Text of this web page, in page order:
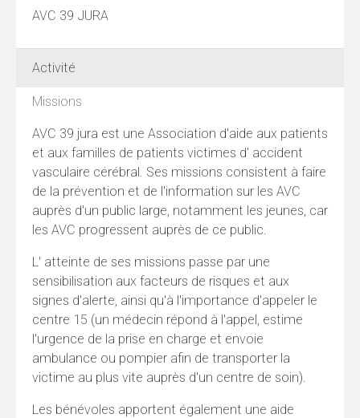
AVC 39 JURA
Activité
Missions
AVC 39 jura est une Association d'aide aux patients
et aux familles de patients victimes d' accident
vasculaire cérébral. Ses missions consistent à faire
de la prévention et de l'information sur les AVC
auprès d'un public large, notamment les jeunes, car
les AVC progressent auprès de ce public.
L' atteinte de ses missions passe par une
sensibilisation aux facteurs de risques et aux
signes d'alerte, ainsi qu'à l'importance d'appeler le
centre 15 (un médecin répond à l'appel, estime
l'urgence de la prise en charge et envoie
ambulance ou pompier afin de transporter la
victime au plus vite auprès d'un centre de soin).
Les bénévoles apportent également une aide